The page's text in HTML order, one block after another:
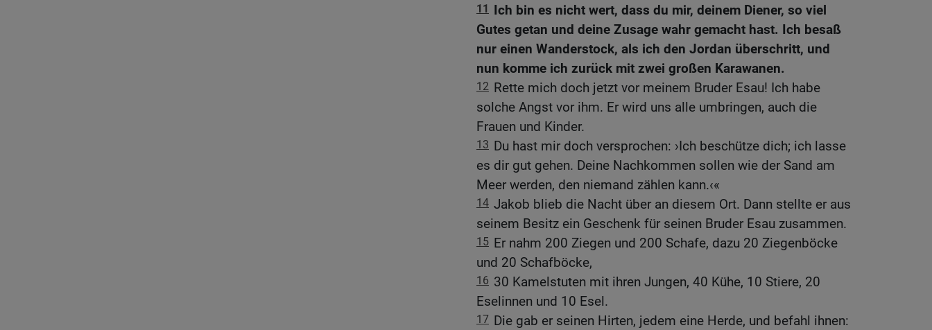
11
Ich bin es nicht wert, dass du mir, deinem Diener, so viel
Gutes getan und deine Zusage wahr gemacht hast. Ich besaß
nur einen Wanderstock, als ich den Jordan überschritt, und
nun komme ich zurück mit zwei großen Karawanen.
12 Rette mich doch jetzt vor meinem Bruder Esau! Ich habe
solche Angst vor ihm. Er wird uns alle umbringen, auch die
Frauen und Kinder.
13 Du hast mir doch versprochen: ›Ich beschütze dich; ich lasse
es dir gut gehen. Deine Nachkommen sollen wie der Sand am
Meer werden, den niemand zählen kann.‹«
14 Jakob blieb die Nacht über an diesem Ort. Dann stellte er aus
seinem Besitz ein Geschenk für seinen Bruder Esau zusammen.
15 Er nahm 200 Ziegen und 200 Schafe, dazu 20 Ziegenböcke
und 20 Schafböcke,
16 30 Kamelstuten mit ihren Jungen, 40 Kühe, 10 Stiere, 20
Eselinnen und 10 Esel.
17 Die gab er seinen Hirten, jedem eine Herde, und befahl ihnen: